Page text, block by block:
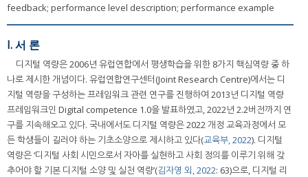
feedback; performance level description; performance example
I. 서 론
디지털 역량은 2006년 유럽연합에서 평생학습을 위한 8가지 핵심역량 중 하
나로 제시한 개념이다. 유럽연합연구센터(Joint Research Centre)에서는 디
지털 역량을 구성하는 프레임워크 관련 연구를 진행하여 2013년 디지털 역량
프레임워크인 Digital competence 1.0을 발표하였고, 2022년 2.2버전까지 연
구를 지속해오고 있다. 국내에서도 디지털 역량은 2022 개정 교육과정에서 모
든 학생들이 길러야 하는 기초소양으로 제시하고 있다(교육부, 2022). 디지털
역량은 ‘디지털 사회 시민으로서 자아를 실현하고 사회 정의를 이루기 위해 갖
추어야 할 기본 디지털 소양 및 실천 역량’(김자영 외, 2022: 63)으로, 디지털 리